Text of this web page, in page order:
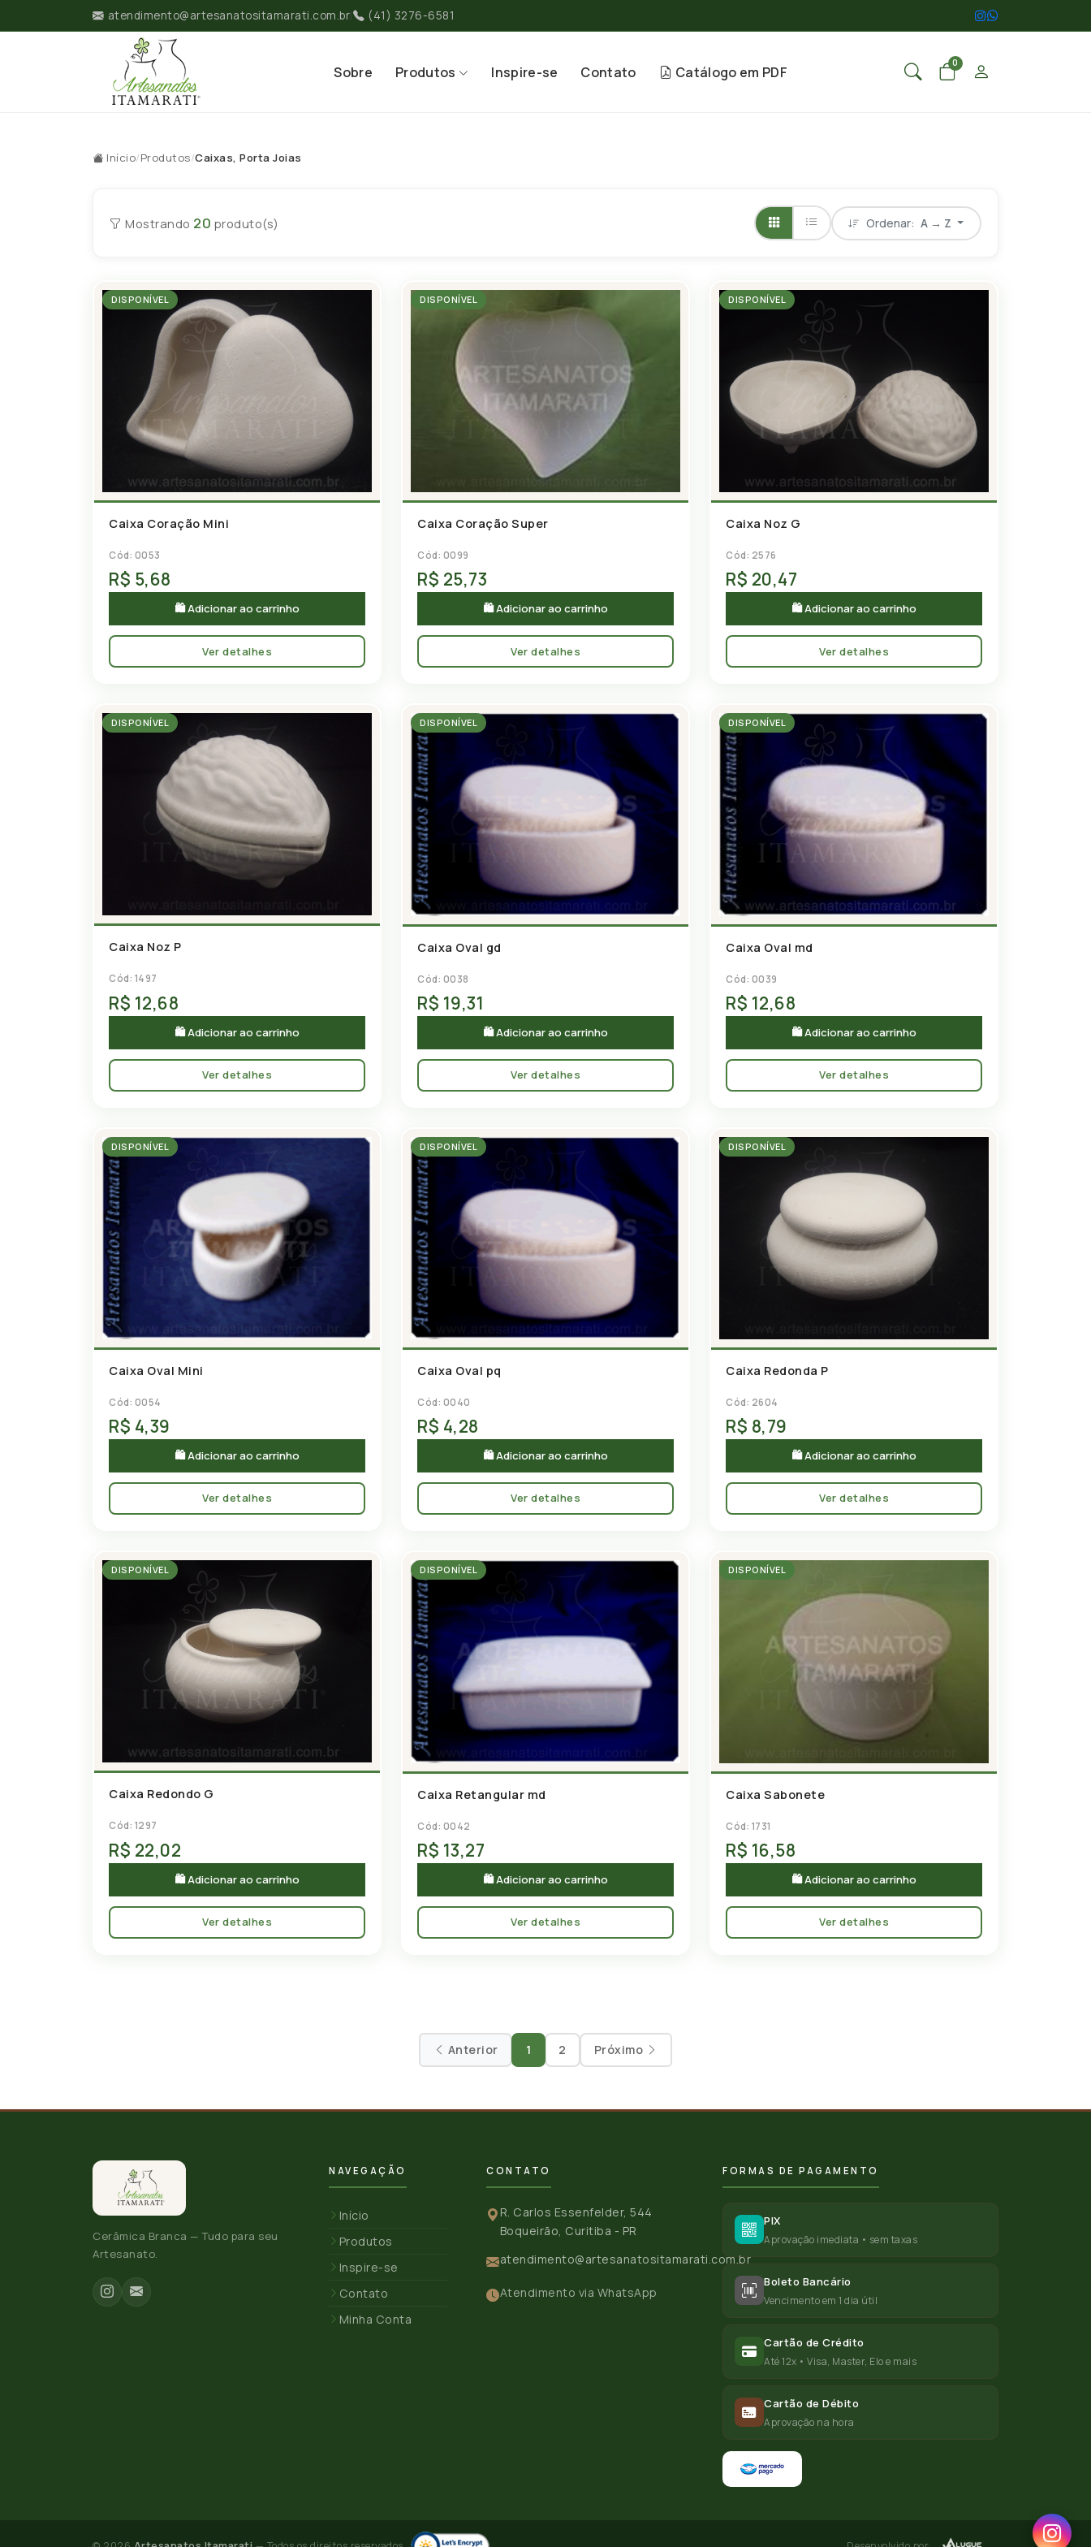
atendimento@artesanatositamarati.com.br| (41) 3276-6581
Sobre Produtos Inspire-se Contato Catálogo em PDF
0
Início/Produtos/Caixas, Porta Joias
Mostrando 20 produto(s) Ordenar: A → Z
DISPONÍVEL
Caixa Coração Mini
Cód: 0053
R$ 5,68
🛍 Adicionar ao carrinho
Ver detalhes
DISPONÍVEL
Caixa Coração Super
Cód: 0099
R$ 25,73
🛍 Adicionar ao carrinho
Ver detalhes
DISPONÍVEL
Caixa Noz G
Cód: 2576
R$ 20,47
🛍 Adicionar ao carrinho
Ver detalhes
DISPONÍVEL
Caixa Noz P
Cód: 1497
R$ 12,68
🛍 Adicionar ao carrinho
Ver detalhes
DISPONÍVEL
Caixa Oval gd
Cód: 0038
R$ 19,31
🛍 Adicionar ao carrinho
Ver detalhes
DISPONÍVEL
Caixa Oval md
Cód: 0039
R$ 12,68
🛍 Adicionar ao carrinho
Ver detalhes
DISPONÍVEL
Caixa Oval Mini
Cód: 0054
R$ 4,39
🛍 Adicionar ao carrinho
Ver detalhes
DISPONÍVEL
Caixa Oval pq
Cód: 0040
R$ 4,28
🛍 Adicionar ao carrinho
Ver detalhes
DISPONÍVEL
Caixa Redonda P
Cód: 2604
R$ 8,79
🛍 Adicionar ao carrinho
Ver detalhes
DISPONÍVEL
Caixa Redondo G
Cód: 1297
R$ 22,02
🛍 Adicionar ao carrinho
Ver detalhes
DISPONÍVEL
Caixa Retangular md
Cód: 0042
R$ 13,27
🛍 Adicionar ao carrinho
Ver detalhes
DISPONÍVEL
Caixa Sabonete
Cód: 1731
R$ 16,58
🛍 Adicionar ao carrinho
Ver detalhes
Anterior 1 2 Próximo
Cerâmica Branca — Tudo para seu
Artesanato.
NAVEGAÇÃO
Início
Produtos
Inspire-se
Contato
Minha Conta
CONTATO
R. Carlos Essenfelder, 544
Boqueirão, Curitiba - PR
atendimento@artesanatositamarati.com.br
Atendimento via WhatsApp
FORMAS DE PAGAMENTO
PIX
Aprovação imediata • sem taxas
Boleto Bancário
Vencimento em 1 dia útil
Cartão de Crédito
Até 12x • Visa, Master, Elo e mais
Cartão de Débito
Aprovação na hora